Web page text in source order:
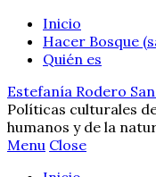
Inicio
Hacer Bosque
Quién es
Estefanía Rodero
Políticas culturales
humanos y de la
Menu Close